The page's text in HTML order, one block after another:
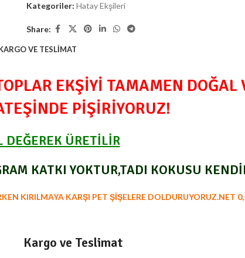
Kategoriler: Hatay Ekşileri
Share:
VE TESLIMAT
EKŞİYİ TAMAMEN DOĞAL
PİŞİRİYORUZ!
DEĞEREK ÜRETİLİR
KATKI YOKTUR,TADI KOKUSU
KIRILMAYA KARŞI PET ŞİŞELERE DOLDURUYORUZ.NET
Kargo ve Teslimat